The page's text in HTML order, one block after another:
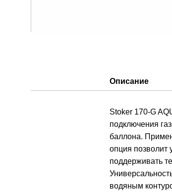
Описание
Stoker 170-G
подключения
баллона.
опция позволит
поддерживать
водяным